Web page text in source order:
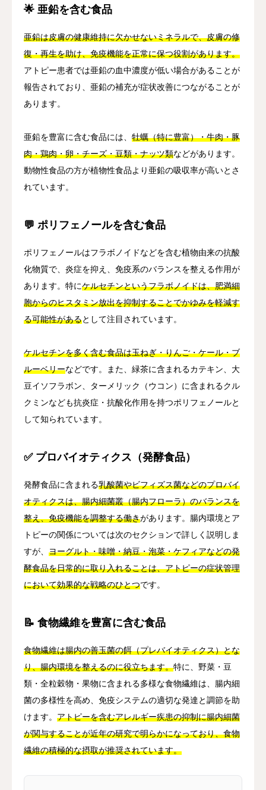
🌟 亜鉛を含む食品
亜鉛は皮膚の健康維持に欠かせないミネラルで、皮膚の修
復・再生を助け、免疫機能を正常に保つ役割があります。
アトピー患者では亜鉛の血中濃度が低い場合があることが
報告されており、亜鉛の補充が症状改善につながることが
あります。
亜鉛を豊富に含む食品には、 牡蠣（特に豊富）・牛肉・豚
肉・鶏肉・卵・チーズ・豆類・ナッツ類などがあります。
動物性食品の方が植物性食品より亜鉛の吸収率が高いとさ
れています。
💬 ポリフェノールを含む食品
ポリフェノールはフラボノイドなどを含む植物由来の抗酸
化物質で、炎症を抑え、免疫系のバランスを整える作用が
あります。特にケルセチンというフラボノイドは、肥満細
胞からのヒスタミン放出を抑制することでかゆみを軽減す
る可能性があるとして注目されています。
ケルセチンを多く含む食品は玉ねぎ・りんご・ケール・ブ
ルーベリーなどです。また、緑茶に含まれるカテキン、大
豆イソフラボン、ターメリック（ウコン）に含まれるクル
クミンなども抗炎症・抗酸化作用を持つポリフェノールと
して知られています。
✅ プロバイオティクス（発酵食品）
発酵食品に含まれる乳酸菌やビフィズス菌などのプロバイ
オティクスは、腸内細菌叢（腸内フローラ）のバランスを
整え、免疫機能を調整する働きがあります。腸内環境とア
トピーの関係については次のセクションで詳しく説明しま
すが、 ヨーグルト・味噌・納豆・泡菜・ケフィアなどの発
酵食品を日常的に取り入れることは、アトピーの症状管理
において効果的な戦略のひとつです。
📝 食物繊維を豊富に含む食品
食物繊維は腸内の善玉菌の餌（プレバイオティクス）とな
り、腸内環境を整えるのに役立ちます。特に、野菜・豆
類・全粒穀物・果物に含まれる多様な食物繊維は、腸内細
菌の多様性を高め、免疫システムの適切な発達と調節を助
けます。 アトピーを含むアレルギー疾患の抑制に腸内細菌
が関与することが近年の研究で明らかになっており、食物
繊維の積極的な摂取が推奨されています。